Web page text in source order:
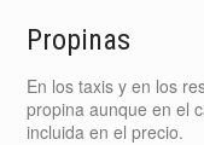
Propinas
En los taxis y en los
propina aunque en el
incluida en el precio.